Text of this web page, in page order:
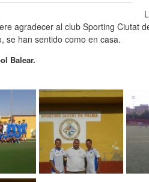
agradecer al club Sporting Ciutat
se han sentido como en casa.
Balear.